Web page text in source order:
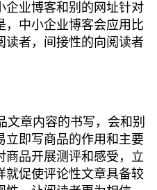
企业博客和别的网址针对
，中小企业博客会应用比
读者，间接性的向阅读者
章内容的书写，会和别
立即写商品的作用和主要
商品开展测评和感受，立
就促使评论性文章具备较